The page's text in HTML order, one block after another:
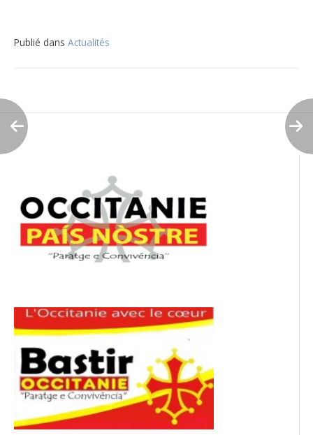
Publié dans Actualités
de
l’article